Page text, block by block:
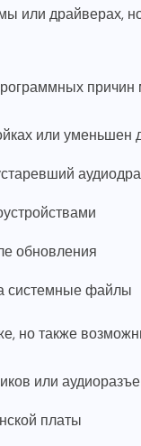
или драйверах,
причин
или уменьшен
обновления
системные файлы
но также
или
платы